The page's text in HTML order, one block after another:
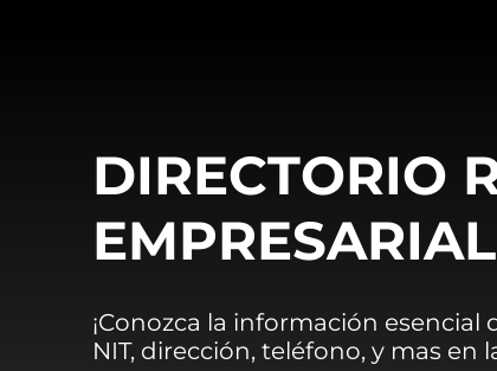
DIRECTORIO
EMPRESARIAL
¡Conozca la información
NIT, dirección, teléfono, y mas